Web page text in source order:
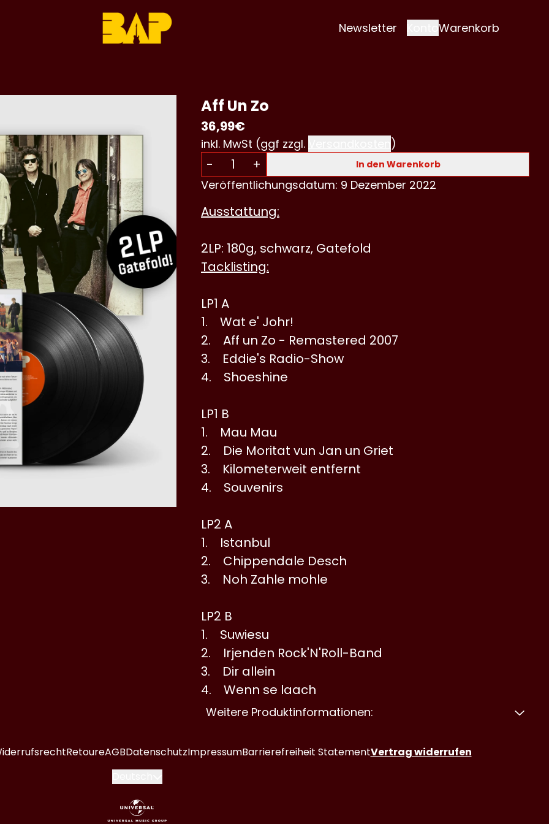
Newsletter Warenkorb
Aff Un Zo
36,99€
inkl. MwSt (ggf zzgl. )
Anzahl
- + In den Warenkorb
Veröffentlichungsdatum: 9 Dezember 2022
Ausstattung:
2LP: 180g, schwarz, Gatefold
Tacklisting:
LP1 A
1. Wat e' Johr!
2. Aff un Zo - Remastered 2007
3. Eddie's Radio-Show
4. Shoeshine
LP1 B
1. Mau Mau
2. Die Moritat vun Jan un Griet
3. Kilometerweit entfernt
4. Souvenirs
LP2 A
1. Istanbul
2. Chippendale Desch
3. Noh Zahle mohle
LP2 B
1. Suwiesu
2. Irjenden Rock'N'Roll-Band
3. Dir allein
4. Wenn se laach
Weitere Produktinformationen:
RetoureAGBDatenschutzImpressumBarrierefreiheit StatementVertrag widerrufen